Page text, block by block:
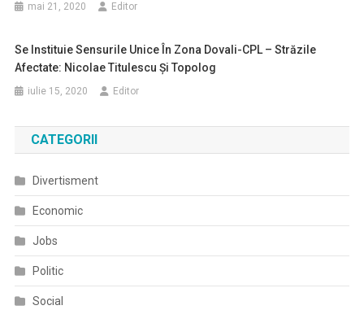
mai 21, 2020 Editor
Se Instituie Sensurile Unice În Zona Dovali-CPL – Străzile
Afectate: Nicolae Titulescu Şi Topolog
iulie 15, 2020 Editor
CATEGORII
Divertisment
Economic
Jobs
Politic
Social